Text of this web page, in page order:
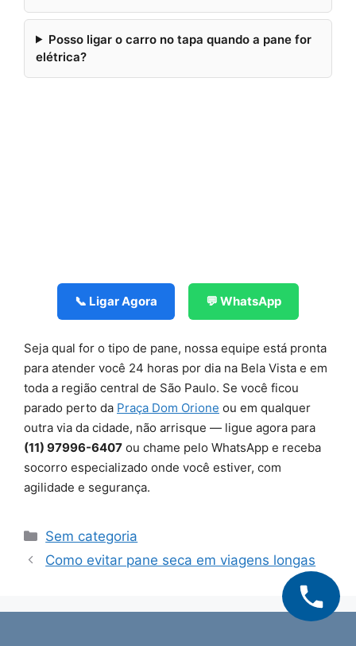
Posso ligar o carro no tapa quando a pane for
elétrica?
📞 Ligar Agora 💬 WhatsApp
Seja qual for o tipo de pane, nossa equipe está pronta
para atender você 24 horas por dia na Bela Vista e em
toda a região central de São Paulo. Se você ficou
parado perto da Praça Dom Orione ou em qualquer
outra via da cidade, não arrisque — ligue agora para
(11) 97996-6407 ou chame pelo WhatsApp e receba
socorro especializado onde você estiver, com
agilidade e segurança.
Categorias
Sem categoria
Como evitar pane seca em viagens longas